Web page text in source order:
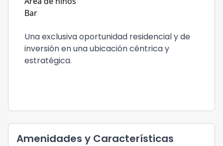
Bar
Una exclusiva oportunidad residencial y de
inversión en una ubicación céntrica y
estratégica.
Amenidades y Características